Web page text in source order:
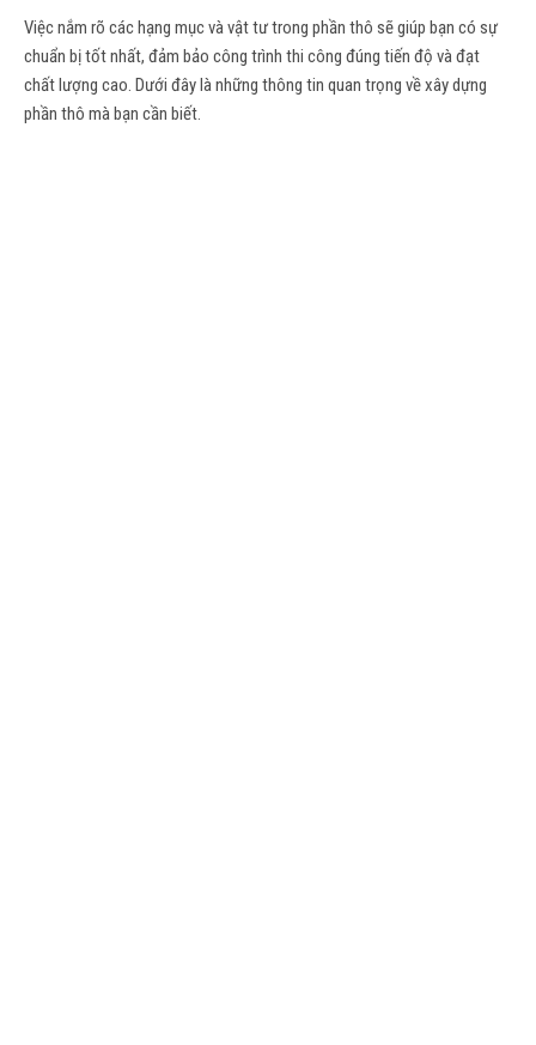
Việc nắm rõ các hạng mục và vật tư trong phần thô sẽ giúp bạn có sự
chuẩn bị tốt nhất, đảm bảo công trình thi công đúng tiến độ và đạt
chất lượng cao. Dưới đây là những thông tin quan trọng về xây dựng
phần thô mà bạn cần biết.